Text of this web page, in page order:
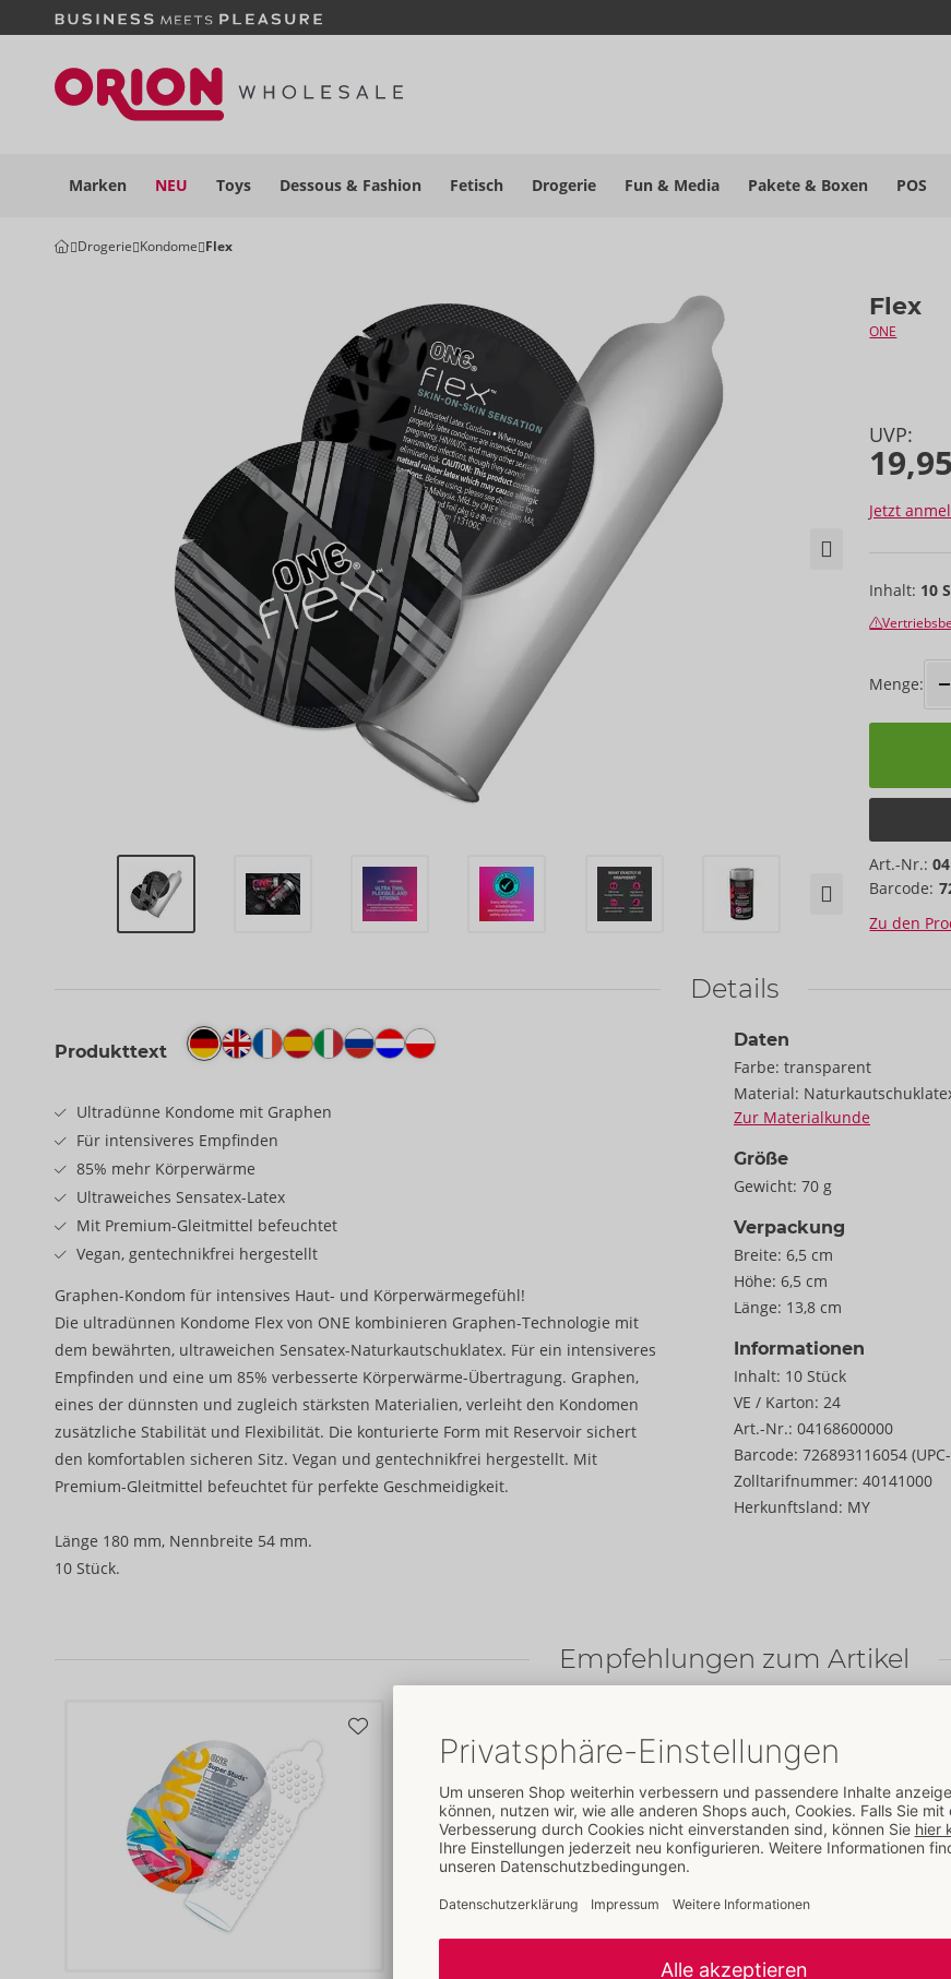
Marken NEU Toys Dessous & Fashion Fetisch Drogerie Fun & Media Pakete & Boxen POS
Drogerie Kondome Flex
Flex
ONE
UVP:
Jetzt
Inhalt: 10
Menge:
Art.-Nr.:
Barcode:
Zu den
Details
Produkttext
Ultradünne Kondome mit Graphen
Für intensiveres Empfinden
85% mehr Körperwärme
Ultraweiches Sensatex-Latex
Mit Premium-Gleitmittel befeuchtet
Vegan, gentechnikfrei hergestellt
Graphen-Kondom für intensives Haut- und Körperwärmegefühl!
Die ultradünnen Kondome Flex von ONE kombinieren Graphen-Technologie mit
dem bewährten, ultraweichen Sensatex-Naturkautschuklatex. Für ein intensiveres
Empfinden und eine um 85% verbesserte Körperwärme-Übertragung. Graphen,
eines der dünnsten und zugleich stärksten Materialien, verleiht den Kondomen
zusätzliche Stabilität und Flexibilität. Die konturierte Form mit Reservoir sichert
den komfortablen sicheren Sitz. Vegan und gentechnikfrei hergestellt. Mit
Premium-Gleitmittel befeuchtet für perfekte Geschmeidigkeit.
Länge 180 mm, Nennbreite 54 mm.
10 Stück.
Daten
Farbe: transparent
Material:
Zur Materialkunde
Größe
Gewicht: 70 g
Verpackung
Breite: 6,5 cm
Höhe: 6,5 cm
Länge: 13,8 cm
Informationen
Inhalt: 10 Stück
VE / Karton: 24
Art.-Nr.: 04168600000
Barcode: 726893116054
Zolltarifnummer: 40141000
Herkunftsland: MY
Empfehlungen zum Artikel